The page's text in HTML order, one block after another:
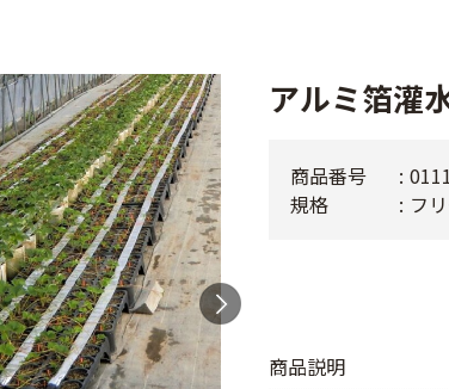
アルミ箔灌
商品説明
商品番号
規格
フ